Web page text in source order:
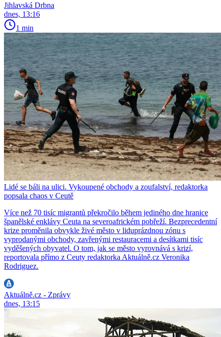
Jihlavská Drbna
dnes, 13:16
1 min
Lidé se báli na ulici. Vykoupené obchody a zoufalství, redaktorka
popsala chaos v Ceutě
Více než 70 tisíc migrantů překročilo během jediného dne hranice
španělské enklávy Ceuta na severoafrickém pobřeží. Bezprecedentní
krize proměnila obvykle živé město v liduprázdnou zónu s
vyprodanými obchody, zavřenými restauracemi a desítkami tisíc
vyděšených obyvatel. O tom, jak se město vyrovnává s krizí,
reportovala přímo z Ceuty redaktorka Aktuálně.cz Veronika
Rodriguez.
Aktuálně.cz - Zprávy
dnes, 13:15